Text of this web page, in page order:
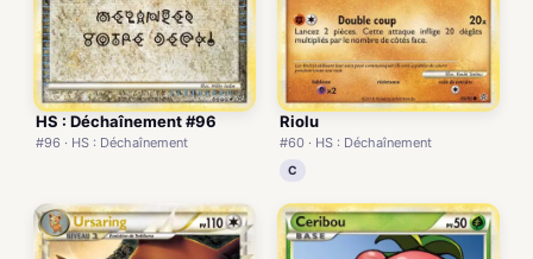
HS : Déchaînement #96
#96 · HS : Déchaînement
Riolu
#60 · HS : Déchaînement
C